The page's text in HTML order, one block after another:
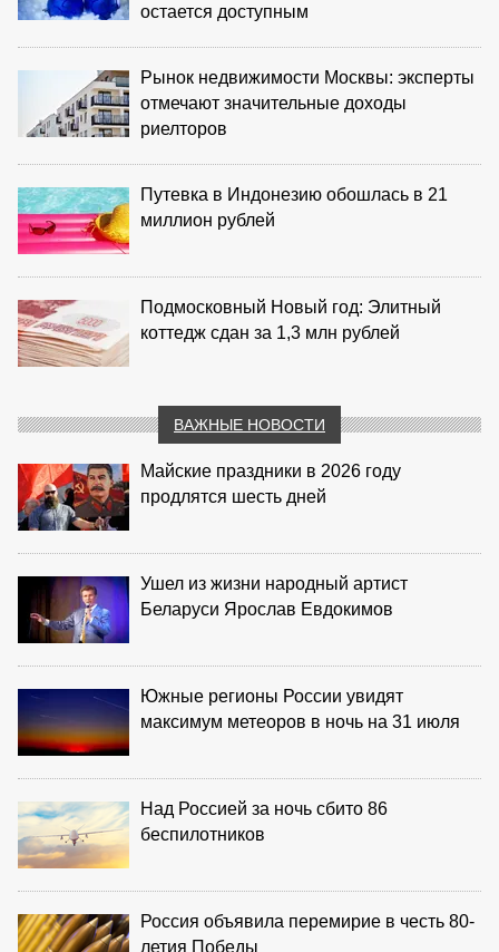
остается доступным
Рынок недвижимости Москвы: эксперты
отмечают значительные доходы
риелторов
Путевка в Индонезию обошлась в 21
миллион рублей
Подмосковный Новый год: Элитный
коттедж сдан за 1,3 млн рублей
ВАЖНЫЕ НОВОСТИ
Майские праздники в 2026 году
продлятся шесть дней
Ушел из жизни народный артист
Беларуси Ярослав Евдокимов
Южные регионы России увидят
максимум метеоров в ночь на 31 июля
Над Россией за ночь сбито 86
беспилотников
Россия объявила перемирие в честь 80-
летия Победы